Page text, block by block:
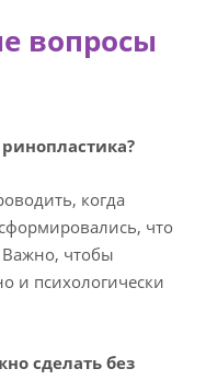
вопросы
когда
что
чтобы
и психологически
сделать без